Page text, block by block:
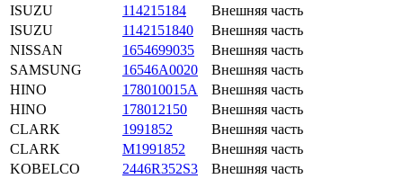
ISUZU
114215184
Внешняя часть
ISUZU
1142151840
Внешняя часть
NISSAN
1654699035
Внешняя часть
SAMSUNG
16546A0020
Внешняя часть
HINO
178010015A
Внешняя часть
HINO
178012150
Внешняя часть
CLARK
1991852
Внешняя часть
CLARK
M1991852
Внешняя часть
KOBELCO
2446R352S3
Внешняя часть